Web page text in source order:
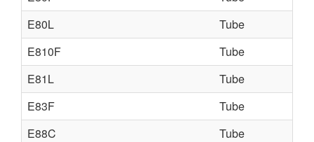
E80L
Tube
E810F
Tube
E81L
Tube
E83F
Tube
E88C
Tube